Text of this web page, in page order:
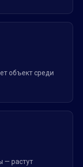
объект среди
— растут